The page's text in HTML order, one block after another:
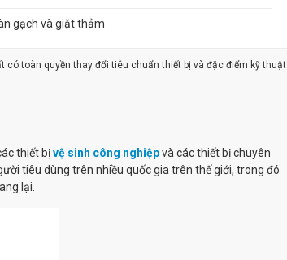
gạch và giặt thảm
toàn quyền thay đổi tiêu chuẩn thiết bị và đặc điểm kỹ thuật
thiết bịvệ sinh công nghiệpvà các thiết bị chuyên
tiêu dùng trên nhiều quốc gia trên thế giới, trong đó
lại.